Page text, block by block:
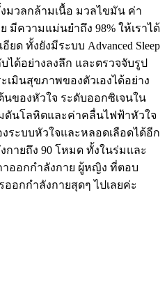
งมวลกล้ามเนื้อ มวลไขมัน ค่า
มีความแม่นยำถึง 98% ให้เราได้
ด ทั้งยังมีระบบ Advanced Sleep
ได้อย่างลงลึก และตรวจจับรูป
เมินสุขภาพของตัวเองได้อย่าง
ของหัวใจ ระดับออกซิเจนใน
ดันโลหิตและค่าคลื่นไฟฟ้าหัวใจ
ระบบหัวใจและหลอดเลือดได้อีก
ายถึง 90 โหมด ทั้งในร่มและ
าออกกําลังกาย ผู้หญิง ที่ตอบ
อกกำลังกายสุดๆ ไปเลยค่ะ